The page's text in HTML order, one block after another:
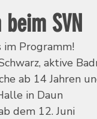
SVN
Programm!
aktive
ab 14 Jahren
in Daun
dem 12. Juni